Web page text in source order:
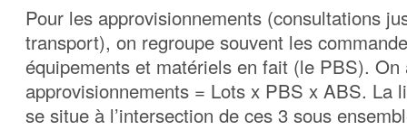
Pour les approvisionnements (consultations
transport), on regroupe souvent les
équipements et matériels en fait (le PBS). On
approvisionnements = Lots x PBS x ABS. La
se situe à l’intersection de ces 3 sous